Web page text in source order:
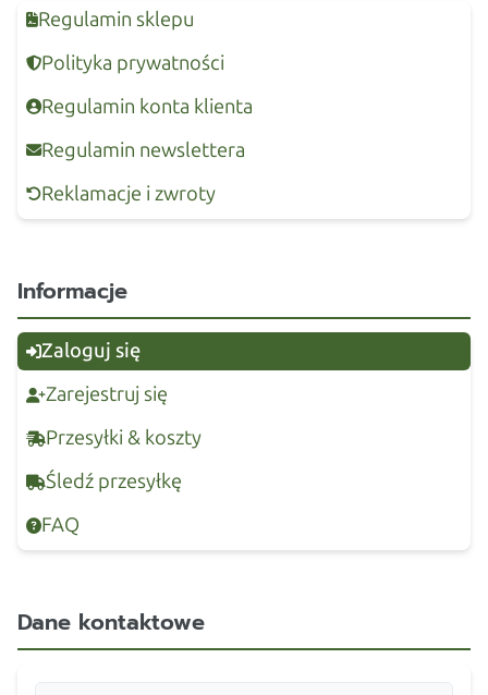
Regulamin sklepu
Polityka prywatności
Regulamin konta klienta
Regulamin newslettera
Reklamacje i zwroty
Informacje
Zaloguj się
Zarejestruj się
Przesyłki & koszty
Śledź przesyłkę
FAQ
Dane kontaktowe